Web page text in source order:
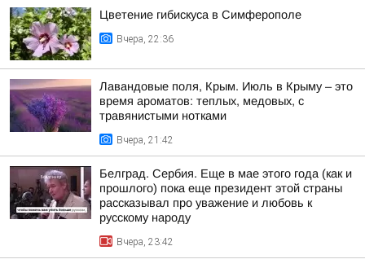
Цветение гибискуса в Симферополе
Вчера, 22:36
Лавандовые поля, Крым. Июль в Крыму – это
время ароматов: теплых, медовых, с
травянистыми нотками
Вчера, 21:42
Белград. Сербия. Еще в мае этого года (как и
прошлого) пока еще президент этой страны
рассказывал про уважение и любовь к
русскому народу
Вчера, 23:42